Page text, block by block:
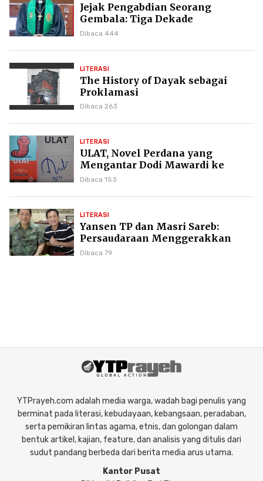
Jejak Pengabdian Seorang
Gembala: Tiga Dekade
Kepemimpinan Pdt. Dr. Yulius
Dibaca 444
LITERASI
The History of Dayak sebagai
Proklamasi
Dibaca 263
LITERASI
ULAT, Novel Perdana yang
Mengantar Dodi Mawardi ke
Puncak Karier Kepenulisan
Dibaca 153
LITERASI
Yansen TP dan Masri Sareb:
Persaudaraan Menggerakkan
Literasi Borneo
Dibaca 79
YTPrayeh.com adalah media warga, wadah bagi penulis yang
berminat pada literasi, kebudayaan, kebangsaan, peradaban,
serta pemikiran lintas agama, etnis, dan golongan dalam
bentuk artikel, kajian, feature, dan analisis yang ditulis dari
sudut pandang berbeda dari berita media arus utama.
Kantor Pusat